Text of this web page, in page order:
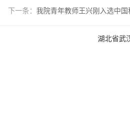
下一条： 我院青年教师王兴刚入选中国
湖北省武